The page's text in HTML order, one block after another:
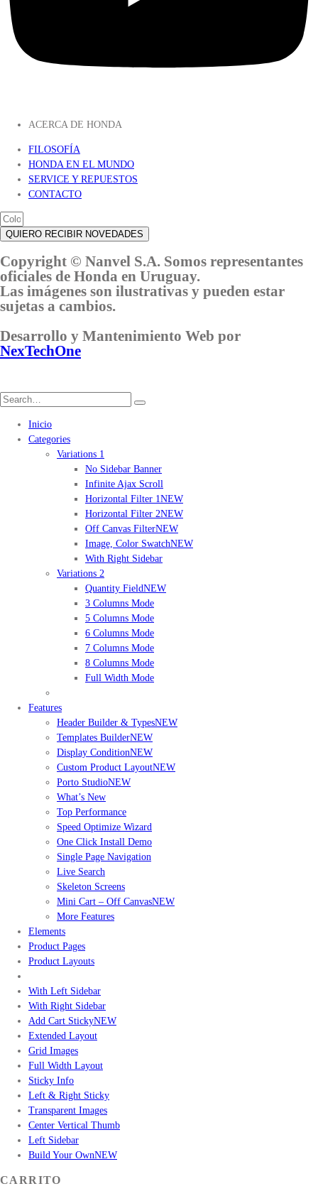
ACERCA DE HONDA
FILOSOFÍA
HONDA EN EL MUNDO
SERVICE Y REPUESTOS
CONTACTO
QUIERO RECIBIR NOVEDADES
Copyright © Nanvel S.A. Somos representantes
oficiales de Honda en Uruguay.
Las imágenes son ilustrativas y pueden estar
sujetas a cambios.
Desarrollo y Mantenimiento Web por
NexTechOne
Inicio
Categories
Variations 1
No Sidebar Banner
Infinite Ajax Scroll
Horizontal Filter 1NEW
Horizontal Filter 2NEW
Off Canvas FilterNEW
Image, Color SwatchNEW
With Right Sidebar
Variations 2
Quantity FieldNEW
3 Columns Mode
5 Columns Mode
6 Columns Mode
7 Columns Mode
8 Columns Mode
Full Width Mode
Features
Header Builder & TypesNEW
Templates BuilderNEW
Display ConditionNEW
Custom Product LayoutNEW
Porto StudioNEW
What’s New
Top Performance
Speed Optimize Wizard
One Click Install Demo
Single Page Navigation
Live Search
Skeleton Screens
Mini Cart – Off CanvasNEW
More Features
Elements
Product Pages
Product Layouts
With Left Sidebar
With Right Sidebar
Add Cart StickyNEW
Extended Layout
Grid Images
Full Width Layout
Sticky Info
Left & Right Sticky
Transparent Images
Center Vertical Thumb
Left Sidebar
Build Your OwnNEW
CARRITO